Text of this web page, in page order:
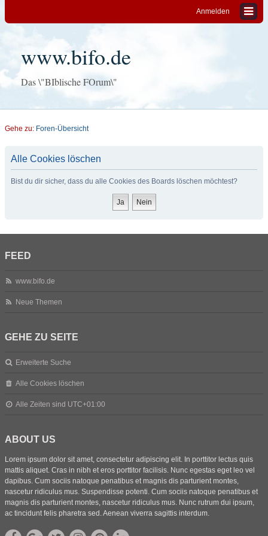
Anmelden
www.bifo.de
Das \"BIblische FOrum\"
Gehe zu: Foren-Übersicht
Alle Cookies löschen
Bist du dir sicher, dass du alle Cookies des Boards löschen möchtest?
FEED
www.bifo.de
Neue Themen
GEHE ZU SEITE
Erweiterte Suche
Alle Cookies löschen
Alle Zeiten sind UTC+01:00
ABOUT US
Lorem ipsum dolor sit amet, consectetur adipiscing elit. In porttitor lectus quis
mattis aliquet. Cras in nibh et eros porttitor facilisis. Nunc egestas eget leo vel
dapibus. Cum sociis natoque penatibus et magnis dis parturient montes,
nascetur ridiculus mus. Suspendisse potenti. Cum sociis natoque penatibus et
magnis dis parturient montes, nascetur ridiculus mus. Nunc rutrum dui ipsum,
ac tincidunt felis pharetra sed. Aenean viverra sagittis interdum.